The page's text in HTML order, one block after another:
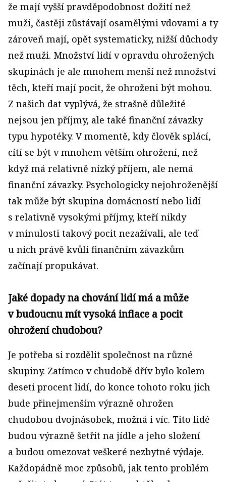
že mají vyšší pravděpodobnost dožití než
muži, častěji zůstávají osamělými vdovami a ty
zároveň mají, opět systematicky, nižší důchody
než muži. Množství lidí v opravdu ohrožených
skupinách je ale mnohem menší než množství
těch, kteří mají pocit, že ohroženi být mohou.
Z našich dat vyplývá, že strašně důležité
nejsou jen příjmy, ale také finanční závazky
typu hypotéky. V momentě, kdy člověk splácí,
cítí se být v mnohem větším ohrožení, než
když má relativně nízký příjem, ale nemá
finanční závazky. Psychologicky nejohroženější
tak může být skupina domácností nebo lidí
s relativně vysokými příjmy, kteří nikdy
v minulosti takový pocit nezažívali, ale teď
u nich právě kvůli finančním závazkům
začínají propukávat.
Jaké dopady na chování lidí má a může
v budoucnu mít vysoká inflace a pocit
ohrožení chudobou?
Je potřeba si rozdělit společnost na různé
skupiny. Zatímco v chudobě dřív bylo kolem
deseti procent lidí, do konce tohoto roku jich
bude přinejmenším výrazně ohrožen
chudobou dvojnásobek, možná i víc. Tito lidé
budou výrazně šetřit na jídle a jeho složení
a budou omezovat veškeré nezbytné výdaje.
Každopádně moc způsobů, jak tento problém